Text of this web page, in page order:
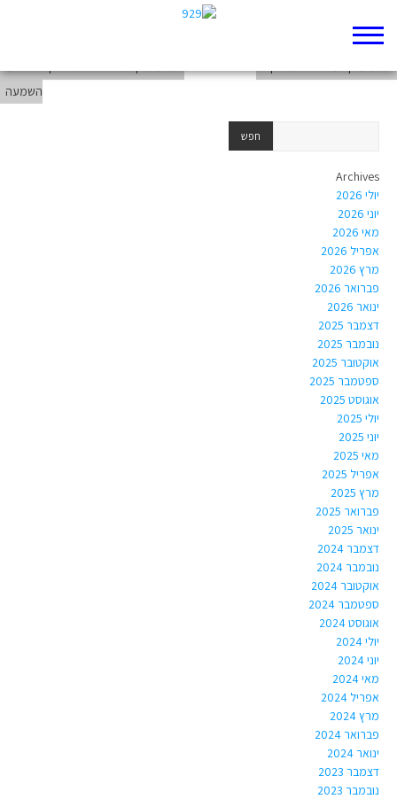
השמעה
Archives
יולי 2026
יוני 2026
מאי 2026
אפריל 2026
מרץ 2026
פברואר 2026
ינואר 2026
דצמבר 2025
נובמבר 2025
אוקטובר 2025
ספטמבר 2025
אוגוסט 2025
יולי 2025
יוני 2025
מאי 2025
אפריל 2025
מרץ 2025
פברואר 2025
ינואר 2025
דצמבר 2024
נובמבר 2024
אוקטובר 2024
ספטמבר 2024
אוגוסט 2024
יולי 2024
יוני 2024
מאי 2024
אפריל 2024
מרץ 2024
פברואר 2024
ינואר 2024
דצמבר 2023
נובמבר 2023